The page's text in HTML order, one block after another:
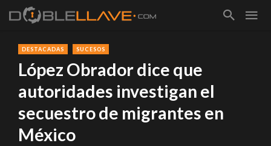
DESTACADAS SUCESOS
López Obrador dice que
autoridades investigan el
secuestro de migrantes en
México